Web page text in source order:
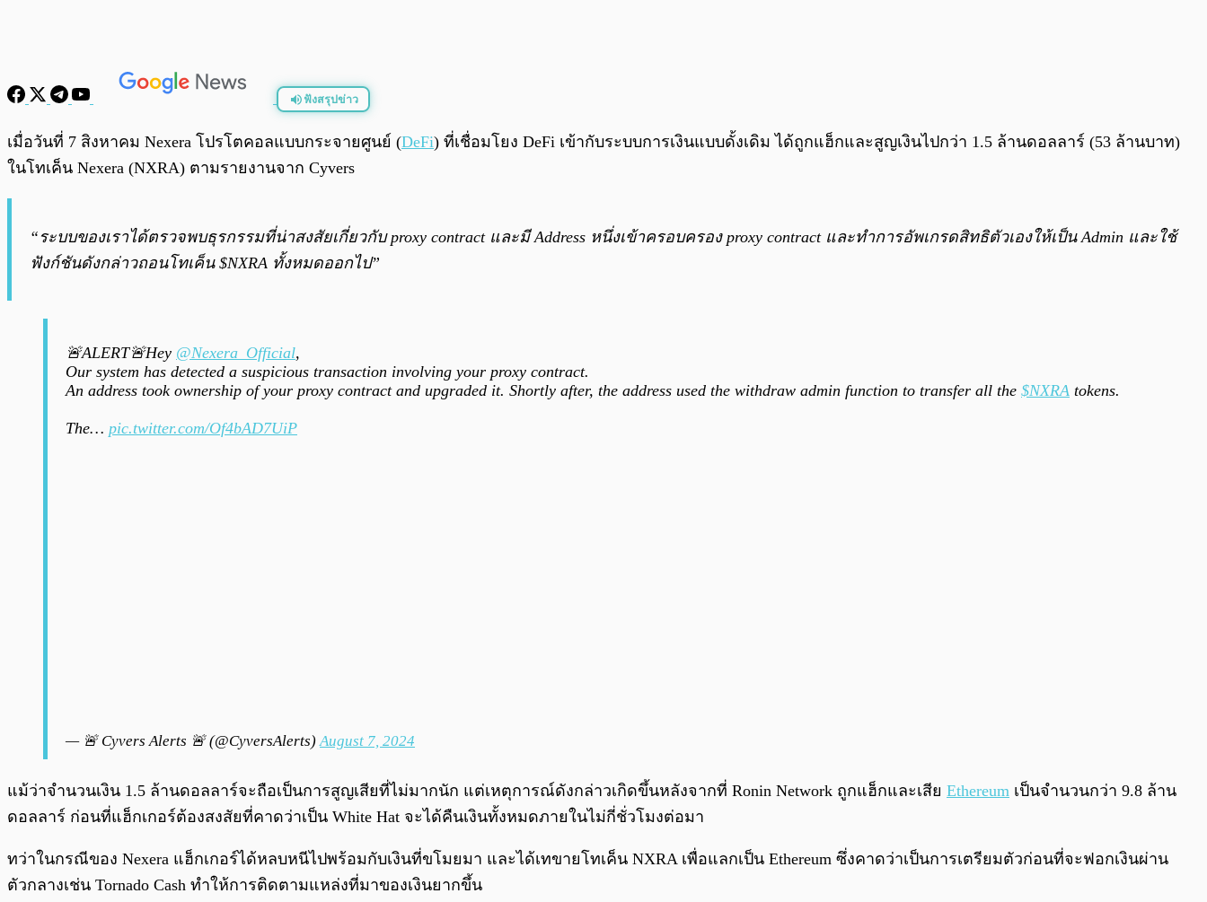
ฟังสรุปข่าว
พร้อมเล่น 0:00/ 0:00
เมื่อวันที่ 7 สิงหาคม Nexera โปรโตคอลแบบกระจายศูนย์ (DeFi) ที่เชื่อมโยง DeFi เข้ากับระบบการเงินแบบดั้งเดิม ได้ถูกแฮ็กและสูญเงินไปกว่า 1.5 ล้านดอลลาร์ (53 ล้านบาท)
ในโทเค็น Nexera (NXRA) ตามรายงานจาก Cyvers
“ระบบของเราได้ตรวจพบธุรกรรมที่น่าสงสัยเกี่ยวกับ proxy contract และมี Address หนึ่งเข้าครอบครอง proxy contract และทำการอัพเกรดสิทธิตัวเองให้เป็น Admin และใช้
ฟังก์ชันดังกล่าวถอนโทเค็น $NXRA ทั้งหมดออกไป”
🚨ALERT🚨Hey @Nexera_Official,
Our system has detected a suspicious transaction involving your proxy contract.
An address took ownership of your proxy contract and upgraded it. Shortly after, the address used the withdraw admin function to transfer all the $NXRA tokens.
The… pic.twitter.com/Of4bAD7UiP
— 🚨 Cyvers Alerts 🚨 (@CyversAlerts)August 7, 2024
แม้ว่าจำนวนเงิน 1.5 ล้านดอลลาร์จะถือเป็นการสูญเสียที่ไม่มากนัก แต่เหตุการณ์ดังกล่าวเกิดขึ้นหลังจากที่ Ronin Network ถูกแฮ็กและเสีย Ethereum เป็นจำนวนกว่า 9.8 ล้าน
ดอลลาร์ ก่อนที่แฮ็กเกอร์ต้องสงสัยที่คาดว่าเป็น White Hat จะได้คืนเงินทั้งหมดภายในไม่กี่ชั่วโมงต่อมา
ทว่าในกรณีของ Nexera แฮ็กเกอร์ได้หลบหนีไปพร้อมกับเงินที่ขโมยมา และได้เทขายโทเค็น NXRA เพื่อแลกเป็น Ethereum ซึ่งคาดว่าเป็นการเตรียมตัวก่อนที่จะฟอกเงินผ่าน
ตัวกลางเช่น Tornado Cash ทำให้การติดตามแหล่งที่มาของเงินยากขึ้น